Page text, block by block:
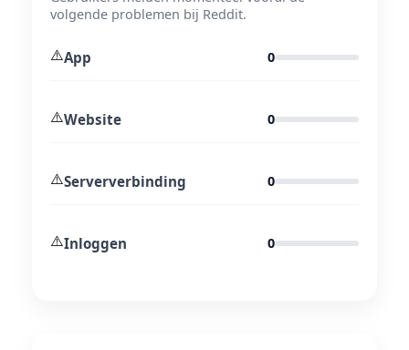
volgende problemen bij Reddit.
⚠️App 0
⚠️Website 0
⚠️Serververbinding 0
⚠️Inloggen 0